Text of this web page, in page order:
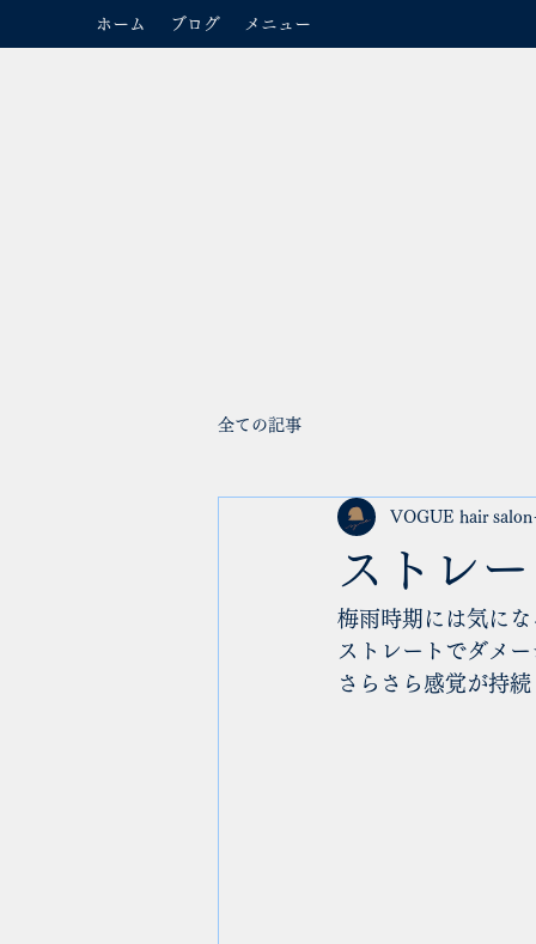
ホーム ブログ メニュー
全ての記事
ストレ
VOGUE hair salon
梅雨時期には気にな
ストレートでダメ
さらさら感覚が持